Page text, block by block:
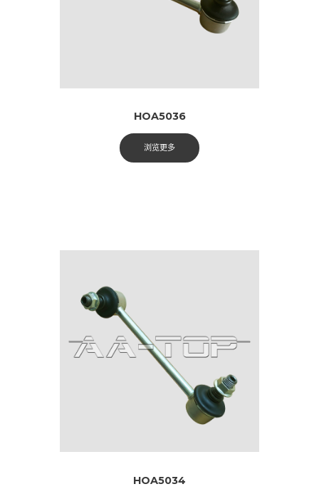
HOA5036
浏览更多
HOA5034